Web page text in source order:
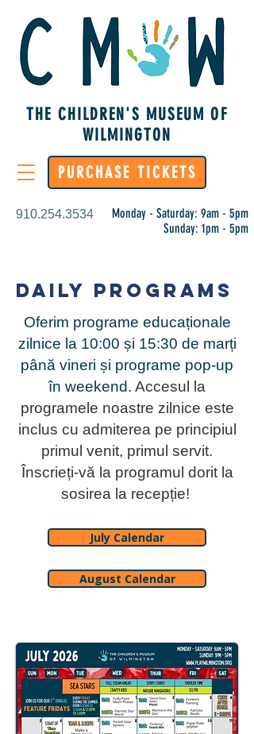
THE CHILDREN'S MUSEUM OF
WILMINGTON
910.254.3534
Monday - Saturday: 9am - 5pm
Sunday: 1pm - 5pm
PURCHASE TICKETS
Daily Programs
Oferim programe educaționale
zilnice la 10:00 și 15:30 de marți
până vineri și programe pop-up
în weekend. Accesul la
programele noastre zilnice este
inclus cu admiterea pe principiul
primul venit, primul servit.
Înscrieți-vă la programul dorit la
sosirea la recepție!
July Calendar
August Calendar